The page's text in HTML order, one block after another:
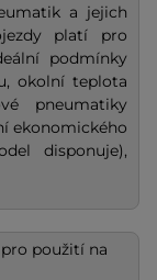
a jejich
platí pro
podmínky
okolní teplota
pneumatiky
ekonomického
disponuje),
použití na